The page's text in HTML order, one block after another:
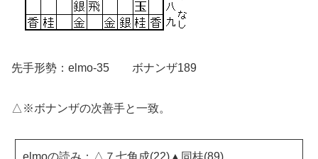
先手形勢：elmo-35 ボナンザ189
△※ボナンザの次善手と一致。
elmoの読み：△７七角成(22)▲同桂(89)